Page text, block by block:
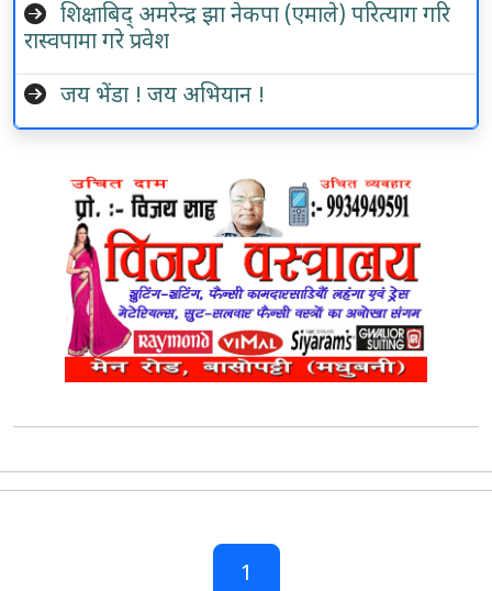
शिक्षाबिद् अमरेन्द्र झा नेकपा (एमाले) परित्याग गरि
रास्वपामा गरे प्रवेश
जय भेंडा ! जय अभियान !
1